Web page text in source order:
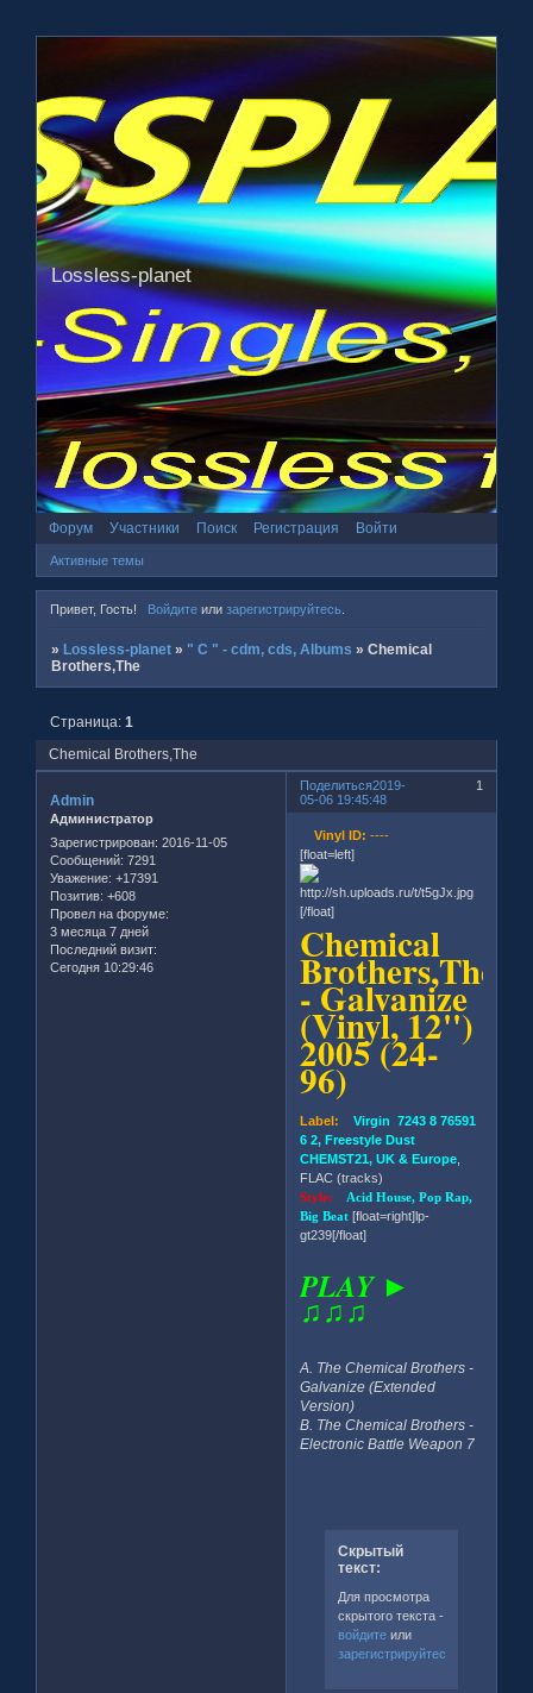
Lossless-planet
Форум Участники Поиск Регистрация Войти
Активные темы
Привет, Гость! Войдитеили зарегистрируйтесь.
» Lossless-planet » " C " - cdm, cds, Albums »Chemical
Brothers,The
Chemical Brothers,The
Страница:1
Поделиться 1
2019-
05-06 19:45:48
Admin
Администратор
Зарегистрирован: 2016-11-05
Сообщений: 7291
Уважение: +17391
Позитив: +608
Провел на форуме:
3 месяца 7 дней
Последний визит:
Сегодня 10:29:46
Vinyl ID: ----
[float=left]
[/float]
Chemical
Brothers,The
- Galvanize
(Vinyl, 12'')
2005 (24-
96)
Label: Virgin 7243 8 76591
6 2, Freestyle Dust
CHEMST21, UK & Europe
FLAC (tracks)
Style: Acid House, Pop Rap,
Big Beat[float=right]lp-
gt239[/float]
PLAY ►
♫♫♫
A. The Chemical Brothers -
Galvanize (Extended
Version)
B. The Chemical Brothers -
Electronic Battle Weapon 7
Скрытый
текст:
Для просмотра
скрытого текста -
войдитеили
зарегистрируйтесь